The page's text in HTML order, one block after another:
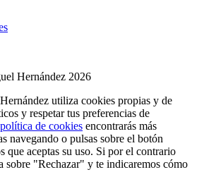
Hernández 2026
utiliza cookies propias y de
y respetar tus preferencias de
política de cookies encontrarás más
navegando o pulsas sobre el botón
que aceptas su uso. Si por el contrario
sobre "Rechazar" y te indicaremos cómo